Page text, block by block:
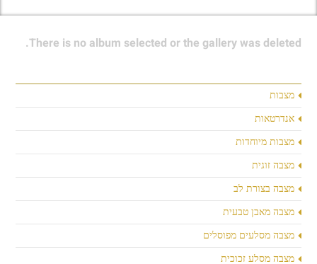
מצבות
אנדרטאות
מצבות מיוחדות
מצבה זוגית
מצבה בצורת לב
מצבה מאבן טבעית
מצבה מסלעים מפוסלים
מצבה מסלע זכוכית
There is no album selected or the gallery was deleted.